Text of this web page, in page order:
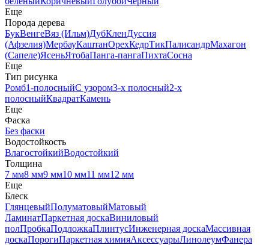
Еще
Порода дерева
БукВенгеВяз (Ильм)ДубКленДуссия
(Афзелия)МербауКаштанОрехКедрТикПалисандрМахагон
(Сапеле)ЯсеньЯтобаПанга-пангаПихтаСосна
Еще
Тип рисунка
Ромб1-полосныйС узором3-х полосный2-х
полосныйКвадратКамень
Еще
Фаска
Без фаски
Водостойкость
ВлагостойкийВодостойкий
Толщина
7 мм8 мм9 мм10 мм11 мм12 мм
Еще
Блеск
ГлянцевыйПолуматовыйМатовый
ЛаминатПаркетная доскаВиниловый
полПробкаПодложкаПлинтусИнженерная доскаМассивная
доскаПорогиПаркетная химияАксессуарыЛинолеумФанера